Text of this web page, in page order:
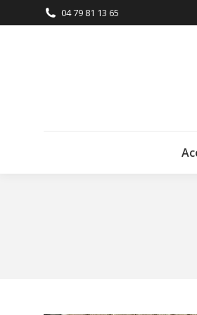
04 79 81 13 65